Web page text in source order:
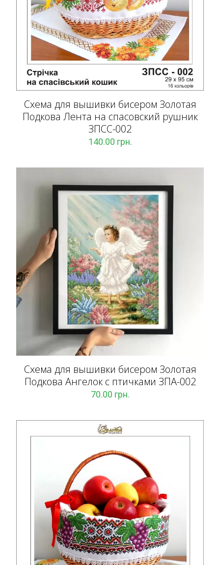
Схема для вышивки бисером Золотая
Подкова Лента на спасовский рушник
ЗПCC-002
140.00 грн.
Схема для вышивки бисером Золотая
Подкова Ангелок с птичками ЗПА-002
70.00 грн.